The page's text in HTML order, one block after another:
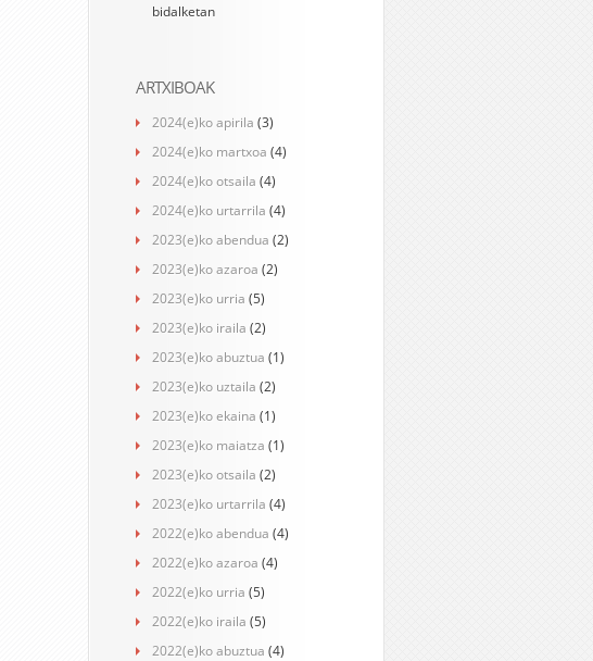
bidalketan
ARTXIBOAK
2024(e)ko apirila (3)
2024(e)ko martxoa (4)
2024(e)ko otsaila (4)
2024(e)ko urtarrila (4)
2023(e)ko abendua (2)
2023(e)ko azaroa (2)
2023(e)ko urria (5)
2023(e)ko iraila (2)
2023(e)ko abuztua (1)
2023(e)ko uztaila (2)
2023(e)ko ekaina (1)
2023(e)ko maiatza (1)
2023(e)ko otsaila (2)
2023(e)ko urtarrila (4)
2022(e)ko abendua (4)
2022(e)ko azaroa (4)
2022(e)ko urria (5)
2022(e)ko iraila (5)
2022(e)ko abuztua (4)